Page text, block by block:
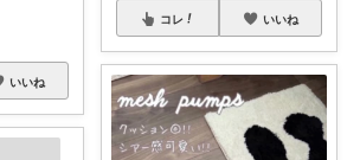
いいね
コレ いいね